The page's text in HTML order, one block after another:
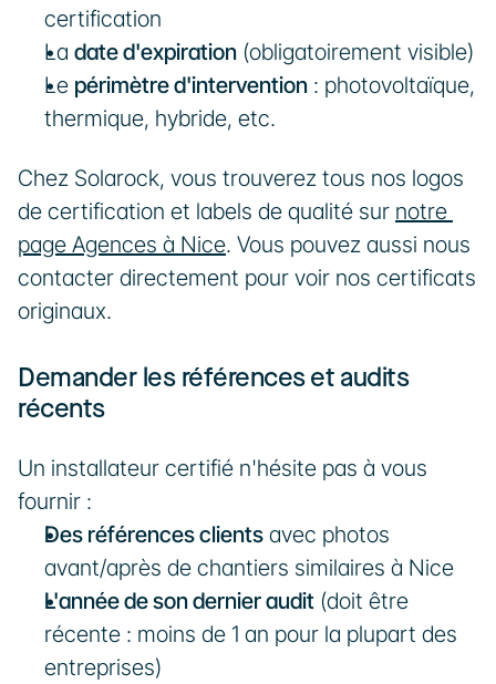
certification
La date d'expiration (obligatoirement visible)
Le périmètre d'intervention : photovoltaïque,
thermique, hybride, etc.
Chez Solarock, vous trouverez tous nos logos
de certification et labels de qualité sur notre
page Agences à Nice. Vous pouvez aussi nous
contacter directement pour voir nos certificats
originaux.
Demander les références et audits
récents
Un installateur certifié n'hésite pas à vous
fournir :
Des références clients avec photos
avant/après de chantiers similaires à Nice
L'année de son dernier audit (doit être
récente : moins de 1 an pour la plupart des
entreprises)